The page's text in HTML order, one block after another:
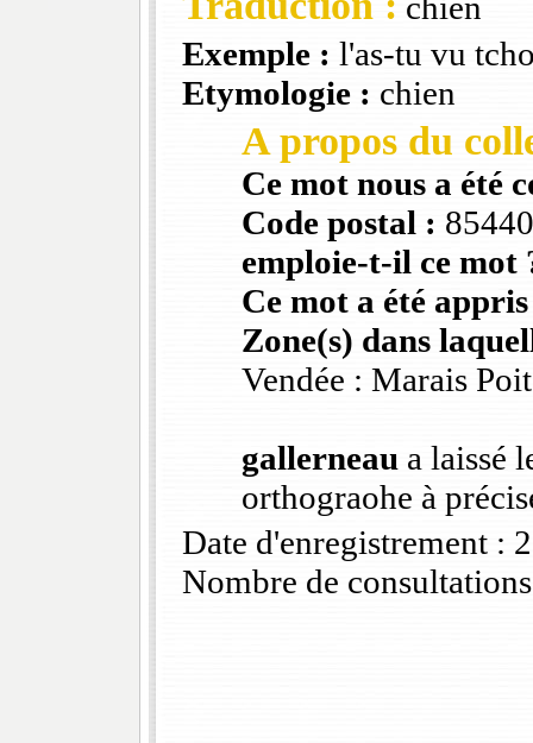
Exemple : l'as-tu vu
Etymologie : chien
A propos du
Ce mot nous a été
Code postal :
emploie-t-il ce mot
Ce mot a été
Zone(s) dans
Vendée : Marais
gallerneau a laissé
orthograohe à
Date d'enregistrement :
Nombre de